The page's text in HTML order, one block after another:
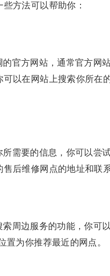
方法可以帮助你：
官方网站，通常官方网
以在网站上搜索你所在
需要的信息，你可以尝
后维修网点的地址和联系
周边服务的功能，你可
置为你推荐最近的网点。